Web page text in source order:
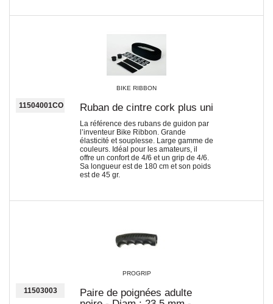
BIKE RIBBON
11504001CO Ruban de cintre cork plus uni
La référence des rubans de guidon par
l’inventeur Bike Ribbon. Grande
élasticité et souplesse. Large gamme de
couleurs. Idéal pour les amateurs, il
offre un confort de 4/6 et un grip de 4/6.
Sa longueur est de 180 cm et son poids
est de 45 gr.
PROGRIP
11503003
Paire de poignées adulte